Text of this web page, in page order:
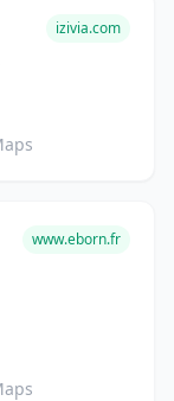
izivia.com
www.eborn.fr